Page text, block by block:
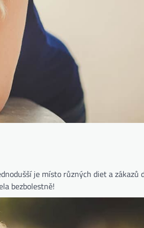
je místo různých diet a zákazů
bezbolestně!